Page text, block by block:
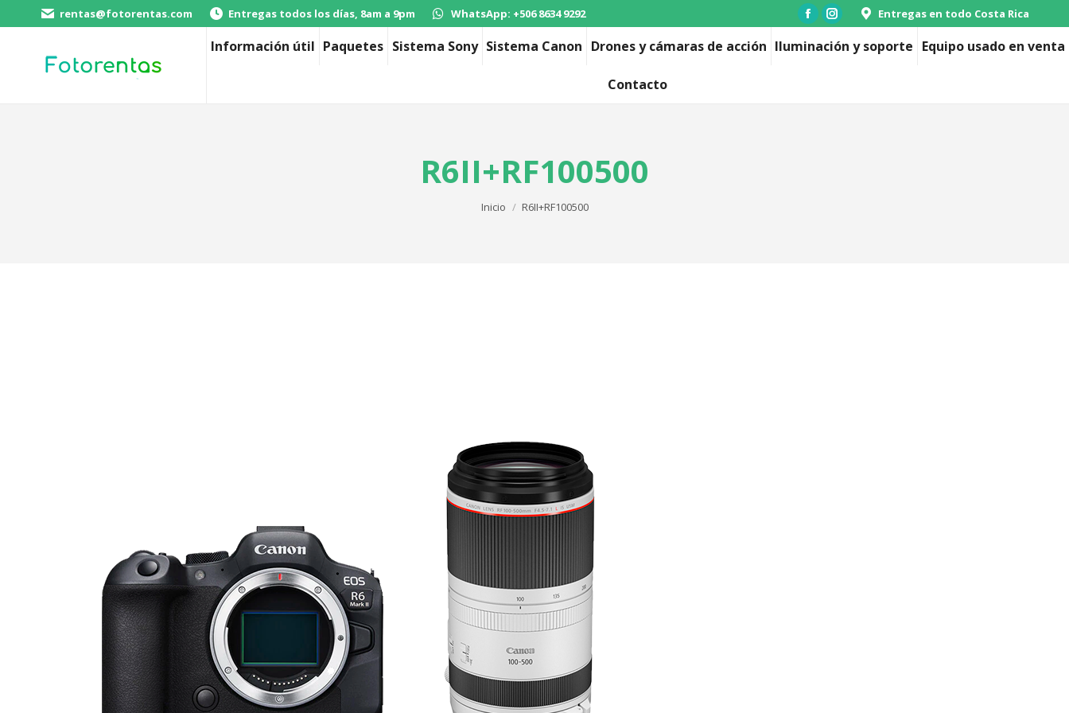
rentas@fotorentas.com Entregas todos los días, 8am a 9pm WhatsApp: +506 8634 9292
Facebook
page
Instagram
page
Entregas en todo Costa Rica
Información útil Paquetes Sistema Sony Sistema Canon Drones y cámaras de acción Iluminación y soporte Equipo usado en venta
Contacto
R6II+RF100500
Estás aquí:
Inicio R6II+RF100500